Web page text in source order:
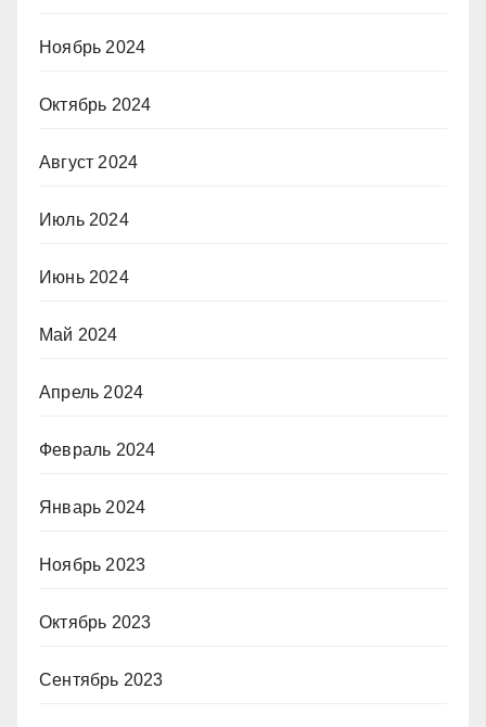
Ноябрь 2024
Октябрь 2024
Август 2024
Июль 2024
Июнь 2024
Май 2024
Апрель 2024
Февраль 2024
Январь 2024
Ноябрь 2023
Октябрь 2023
Сентябрь 2023